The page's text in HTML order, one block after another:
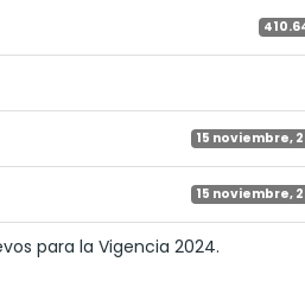
15 noviembre,
15 noviembre,
para la Vigencia 2024.